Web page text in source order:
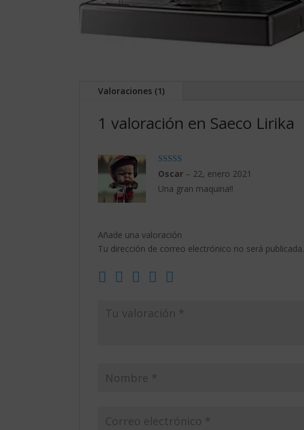
Valoraciones (1)
1 valoración en Saeco Lirika
Valorado con
5de 5
Oscar – 22, enero 2021
Una gran maquina!!
Añade una valoración
Tu dirección de correo electrónico no será publicada.